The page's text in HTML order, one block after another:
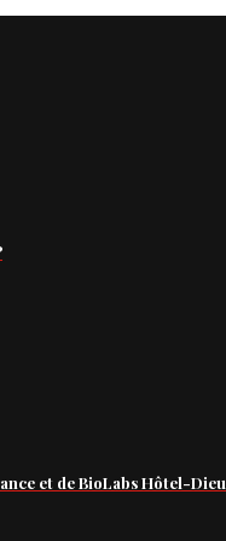
et de BioLabs Hôtel-Dieu